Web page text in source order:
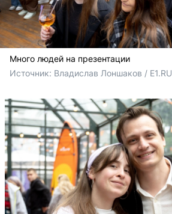
Много людей на презентации
Источник: Владислав Лоншаков / E1.RU